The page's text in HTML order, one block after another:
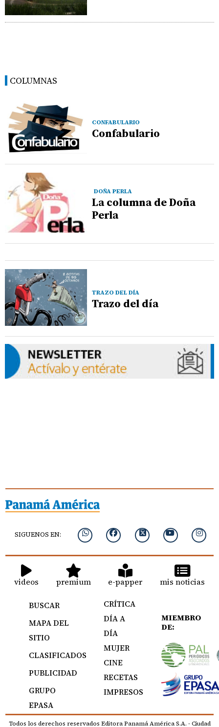
COLUMNAS
CONFABULARIO
Confabulario
DOÑA PERLA
La columna de Doña
Perla
TRAZO DEL DÍA
Trazo del día
SIGUENOS EN:
videos premium e-papper mis noticias
BUSCAR
MAPA DEL
SITIO
CLASIFICADOS
PUBLICIDAD
GRUPO
EPASA
CRÍTICA
DÍA A
DÍA
MUJER
CINE
RECETAS
IMPRESOS
MIEMBRO
DE:
Todos los derechos reservados Editora Panamá América S.A. - Ciudad